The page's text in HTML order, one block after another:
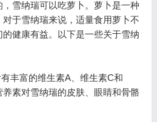
雪纳瑞可以吃萝卜。萝卜是一种
于雪纳瑞来说，适量食用萝卜不
健康有益。以下是一些关于雪纳
富的维生素A、维生素C和
素对雪纳瑞的皮肤、眼睛和骨骼